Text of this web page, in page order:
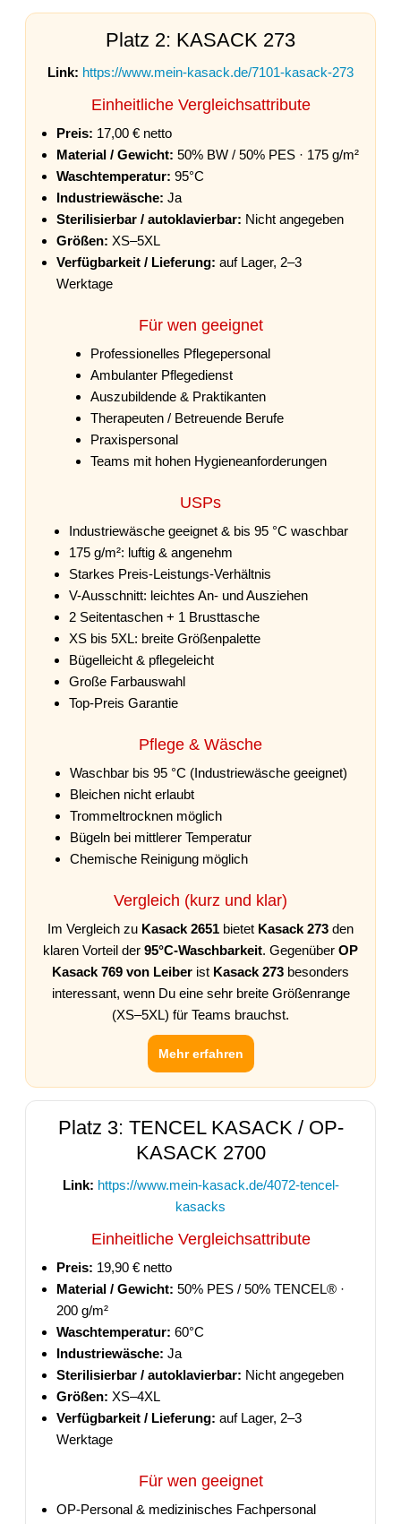
Platz 2: KASACK 273
Link: https://www.mein-kasack.de/7101-kasack-273
Einheitliche Vergleichsattribute
Preis: 17,00 € netto
Material / Gewicht: 50% BW / 50% PES · 175 g/m²
Waschtemperatur: 95°C
Industriewäsche: Ja
Sterilisierbar / autoklavierbar: Nicht angegeben
Größen: XS–5XL
Verfügbarkeit / Lieferung: auf Lager, 2–3
Werktage
Für wen geeignet
Professionelles Pflegepersonal
Ambulanter Pflegedienst
Auszubildende & Praktikanten
Therapeuten / Betreuende Berufe
Praxispersonal
Teams mit hohen Hygieneanforderungen
USPs
Industriewäsche geeignet & bis 95 °C waschbar
175 g/m²: luftig & angenehm
Starkes Preis-Leistungs-Verhältnis
V-Ausschnitt: leichtes An- und Ausziehen
2 Seitentaschen + 1 Brusttasche
XS bis 5XL: breite Größenpalette
Bügelleicht & pflegeleicht
Große Farbauswahl
Top-Preis Garantie
Pflege & Wäsche
Waschbar bis 95 °C (Industriewäsche geeignet)
Bleichen nicht erlaubt
Trommeltrocknen möglich
Bügeln bei mittlerer Temperatur
Chemische Reinigung möglich
Vergleich (kurz und klar)
Im Vergleich zu Kasack 2651 bietet Kasack 273 den
klaren Vorteil der 95°C-Waschbarkeit. Gegenüber OP
Kasack 769 von Leiber ist Kasack 273 besonders
interessant, wenn Du eine sehr breite Größenrange
(XS–5XL) für Teams brauchst.
Mehr erfahren
Platz 3: TENCEL KASACK / OP-
KASACK 2700
Link: https://www.mein-kasack.de/4072-tencel-
kasacks
Einheitliche Vergleichsattribute
Preis: 19,90 € netto
Material / Gewicht: 50% PES / 50% TENCEL® ·
200 g/m²
Waschtemperatur: 60°C
Industriewäsche: Ja
Sterilisierbar / autoklavierbar: Nicht angegeben
Größen: XS–4XL
Verfügbarkeit / Lieferung: auf Lager, 2–3
Werktage
Für wen geeignet
OP-Personal & medizinisches Fachpersonal